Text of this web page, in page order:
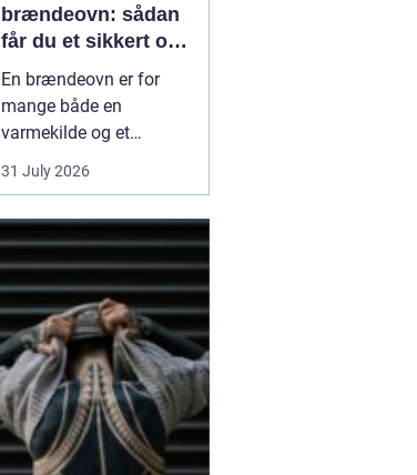
brændeovn: sådan
får du et sikkert og
smukt resultat
En brændeovn er for
mange både en
varmekilde og et
samlingspunkt i
hjemmet. Flammerne
mærkes i hele rummet.
Men montering af
brændeovn er ikke noget,
man bør kaste sig ud i
uden viden og
planl&ae...
31 July 2026